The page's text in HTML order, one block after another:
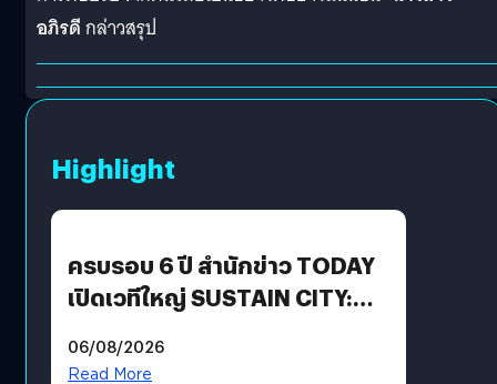
อภิรดีกล่าวสรุป
Highlight
ครบรอบ 6 ปี สำนักข่าว TODAY
เปิดเวทีใหญ่ SUSTAIN CITY:
แนวทางปรับตัวสู่เศรษฐกิจสี
06/08/2026
Read More